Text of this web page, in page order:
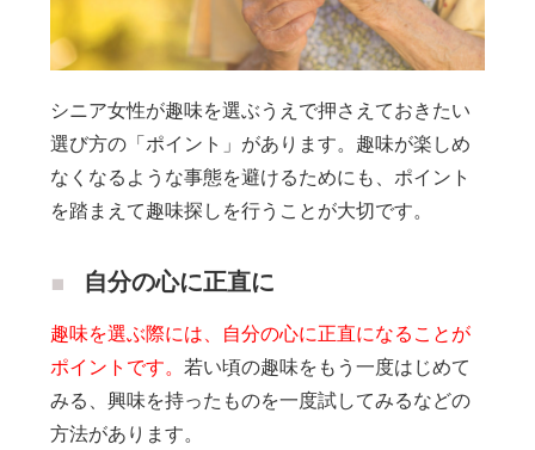
シニア女性が趣味を選ぶうえで押さえておきたい
選び方の「ポイント」があります。趣味が楽しめ
なくなるような事態を避けるためにも、ポイント
を踏まえて趣味探しを行うことが大切です。
自分の心に正直に
趣味を選ぶ際には、自分の心に正直になることが
ポイントです。 若い頃の趣味をもう一度はじめて
みる、興味を持ったものを一度試してみるなどの
方法があります。